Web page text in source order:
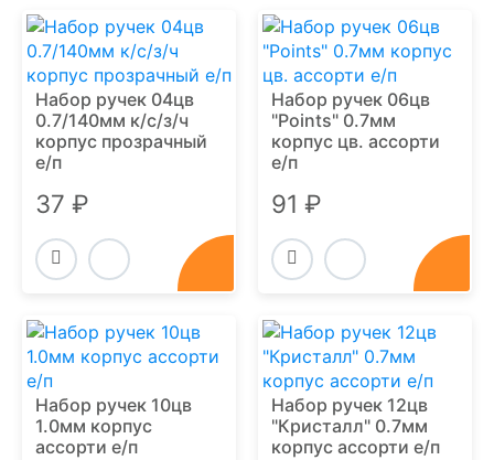
Набор ручек 04цв
0.7/140мм к/с/з/ч
корпус прозрачный
е/п
37 ₽
Набор ручек 06цв
"Points" 0.7мм
корпус цв. ассорти
е/п
91 ₽
Набор ручек 10цв
1.0мм корпус
ассорти е/п
Набор ручек 12цв
"Кристалл" 0.7мм
корпус ассорти е/п